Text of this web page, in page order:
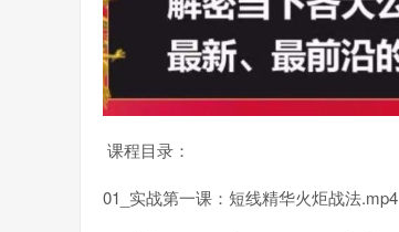
课程目录：
01_实战第一课：短线精华火炬战法.mp4